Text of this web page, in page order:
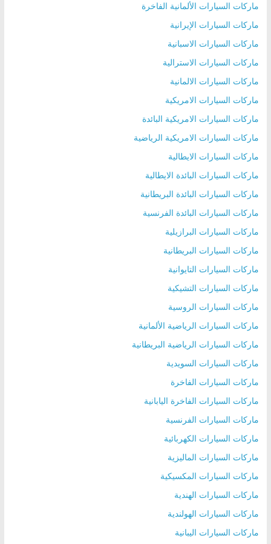
ماركات السيارات الألمانية الفاخرة
ماركات السيارات الإيرانية
ماركات السيارات الاسبانية
ماركات السيارات الاسترالية
ماركات السيارات الالمانية
ماركات السيارات الامريكية
ماركات السيارات الامريكية البائدة
ماركات السيارات الامريكية الرياضية
ماركات السيارات الايطالية
ماركات السيارات البائدة الايطالية
ماركات السيارات البائدة البريطانية
ماركات السيارات البائدة الفرنسية
ماركات السيارات البرازيلية
ماركات السيارات البريطانية
ماركات السيارات التايوانية
ماركات السيارات التشيكية
ماركات السيارات الروسية
ماركات السيارات الرياضية الألمانية
ماركات السيارات الرياضية البريطانية
ماركات السيارات السويدية
ماركات السيارات الفاخرة
ماركات السيارات الفاخرة اليابانية
ماركات السيارات الفرنسية
ماركات السيارات الكهربائية
ماركات السيارات الماليزية
ماركات السيارات المكسيكية
ماركات السيارات الهندية
ماركات السيارات الهولندية
ماركات السيارات اليبانية